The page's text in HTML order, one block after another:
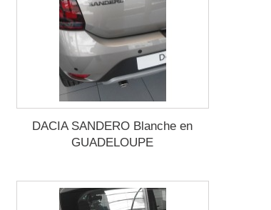
DACIA SANDERO Blanche en
GUADELOUPE